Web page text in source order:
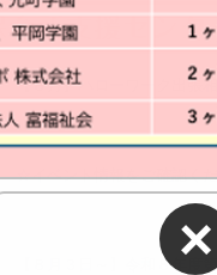
【８月】ハローワーク出張
☆イベント情報をご確認く
【８月３日～】令和８年度
×